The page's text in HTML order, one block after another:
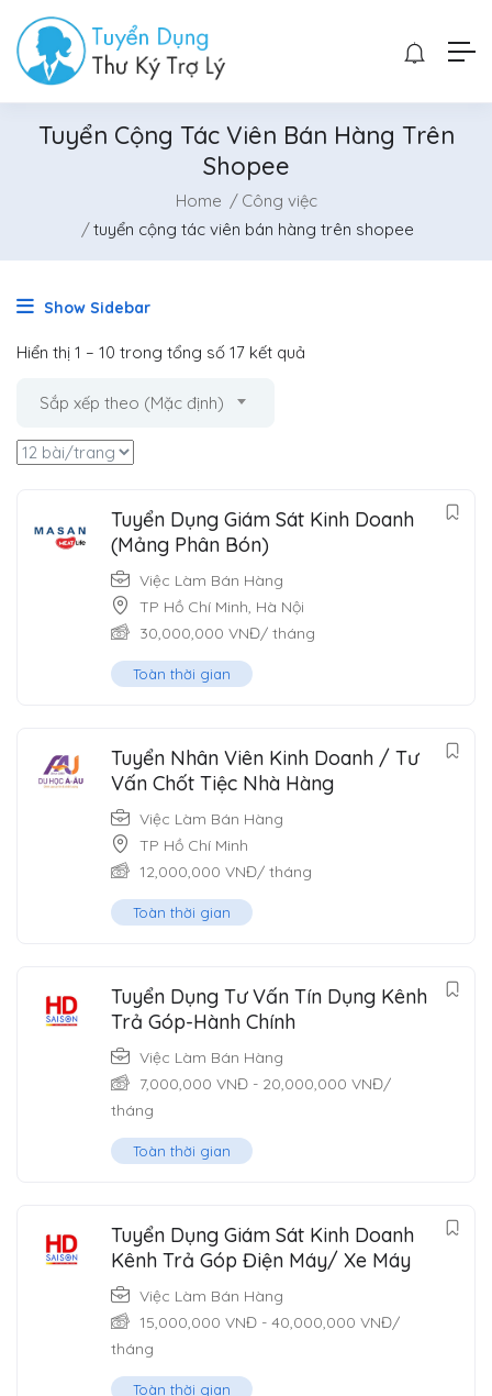
Tuyển Cộng Tác Viên Bán Hàng Trên
Shopee
Home
Công việc
tuyển cộng tác viên bán hàng trên shopee
Show Sidebar
Hiển thị 1 – 10 trong tổng số 17 kết quả
Sắp xếp theo (Mặc định)
Tuyển Dụng Giám Sát Kinh Doanh
(Mảng Phân Bón)
Việc Làm Bán Hàng
TP Hồ Chí Minh, Hà Nội
30,000,000 VNĐ/ tháng
Toàn thời gian
Tuyển Nhân Viên Kinh Doanh / Tư
Vấn Chốt Tiệc Nhà Hàng
Việc Làm Bán Hàng
TP Hồ Chí Minh
12,000,000 VNĐ/ tháng
Toàn thời gian
Tuyển Dụng Tư Vấn Tín Dụng Kênh
Trả Góp-Hành Chính
Việc Làm Bán Hàng
7,000,000 VNĐ - 20,000,000 VNĐ/
tháng
Toàn thời gian
Tuyển Dụng Giám Sát Kinh Doanh
Kênh Trả Góp Điện Máy/ Xe Máy
Việc Làm Bán Hàng
15,000,000 VNĐ - 40,000,000 VNĐ/
tháng
Toàn thời gian